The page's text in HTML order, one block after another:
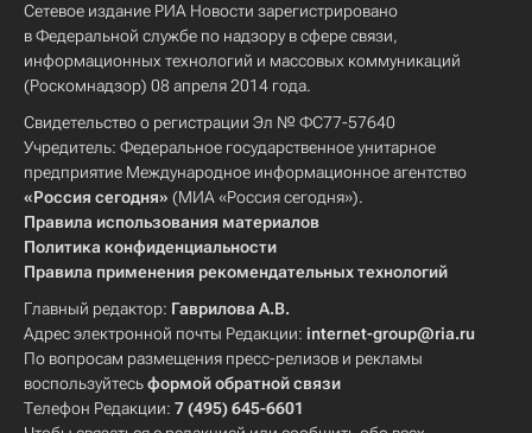
Сетевое издание РИА Новости зарегистрировано
в Федеральной службе по надзору в сфере связи,
информационных технологий и массовых коммуникаций
(Роскомнадзор) 08 апреля 2014 года.
Свидетельство о регистрации Эл № ФС77-57640
Учредитель: Федеральное государственное унитарное
предприятие Международное информационное агентство
«Россия сегодня» (МИА «Россия сегодня»).
Правила использования материалов
Политика конфиденциальности
Правила применения рекомендательных технологий
Главный редактор: Гаврилова А.В.
Адрес электронной почты Редакции: internet-group@ria.ru
По вопросам размещения пресс-релизов и рекламы
воспользуйтесьформой обратной связи
Телефон Редакции: 7 (495) 645-6601